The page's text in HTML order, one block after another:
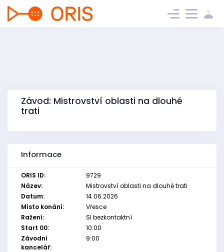
Závod: Mistrovství oblasti na dlouhé
trati
Informace
ORIS ID:
9729
Název:
Mistrovství oblasti na dlouhé trati
Datum:
14.06.2026
Místo konání:
Vřesce
Ražení:
SI bezkontaktní
Start 00:
10:00
Závodní
kancelář:
9:00